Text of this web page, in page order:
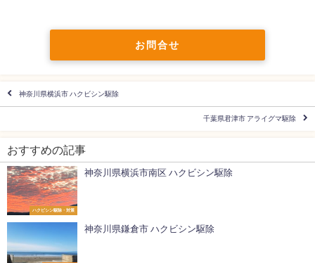
お問合せ
神奈川県横浜市 ハクビシン駆除
千葉県君津市 アライグマ駆除
おすすめの記事
ハクビシン駆除・対策
神奈川県横浜市南区 ハクビシン駆除
神奈川県鎌倉市 ハクビシン駆除